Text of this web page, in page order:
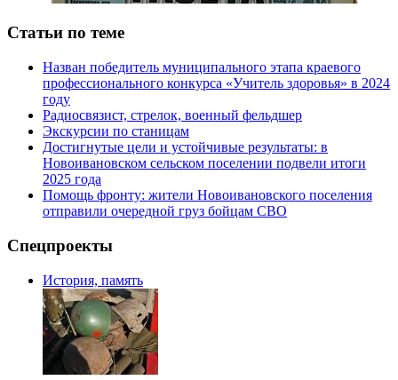
Статьи по теме
Назван победитель муниципального этапа краевого
профессионального конкурса «Учитель здоровья» в 2024
году
Радиосвязист, стрелок, военный фельдшер
Экскурсии по станицам
Достигнутые цели и устойчивые результаты: в
Новоивановском сельском поселении подвели итоги
2025 года
Помощь фронту: жители Новоивановского поселения
отправили очередной груз бойцам СВО
Спецпроекты
История, память